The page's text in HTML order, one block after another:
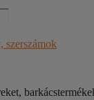
szerszámok